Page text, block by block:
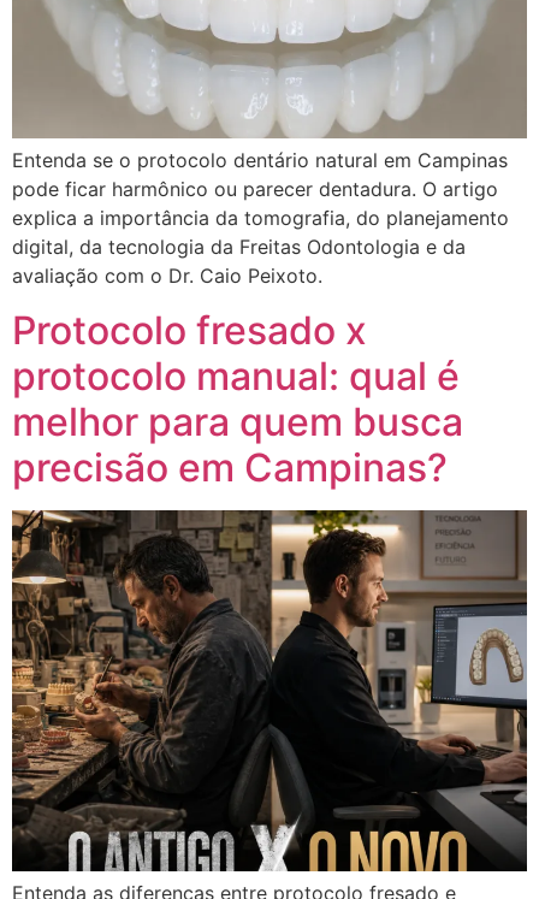
Entenda se o protocolo dentário natural em Campinas
pode ficar harmônico ou parecer dentadura. O artigo
explica a importância da tomografia, do planejamento
digital, da tecnologia da Freitas Odontologia e da
avaliação com o Dr. Caio Peixoto.
Protocolo fresado x
protocolo manual: qual é
melhor para quem busca
precisão em Campinas?
Entenda as diferenças entre protocolo fresado e